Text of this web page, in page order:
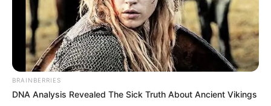
BRAINBERRIES
DNA Analysis Revealed The Sick Truth About Ancient Vikings